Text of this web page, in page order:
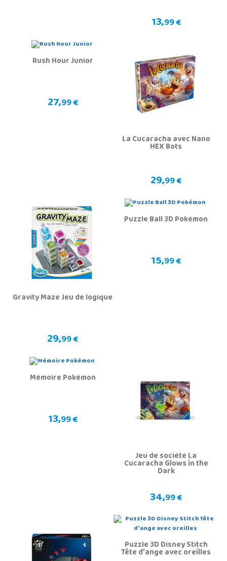
13,99 €
Rush Hour Junior
27,99 €
La Cucaracha avec Nano
HEX Bots
29,99 €
Gravity Maze Jeu de logique
29,99 €
Puzzle Ball 3D Pokémon
15,99 €
Mémoire Pokémon
13,99 €
Jeu de société La
Cucaracha Glows in the
Dark
34,99 €
Puzzle 3D Disney Stitch
Tête d'ange avec oreilles